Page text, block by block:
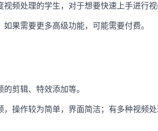
频处理的学生，对于想要快速上手进行
果需要更多高级功能，可能需要付费。
剪辑、特效添加等。
，操作较为简单，界面简洁；有多种视频